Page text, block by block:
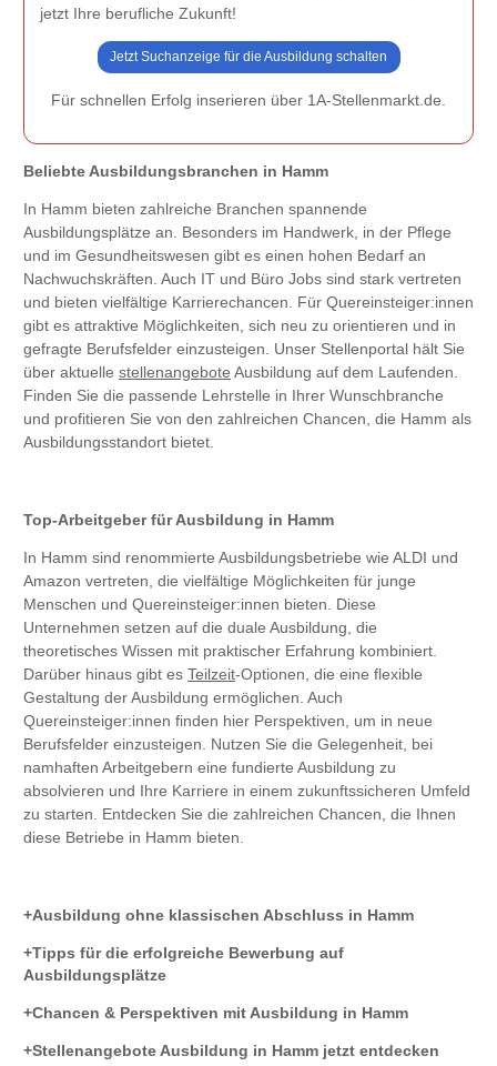
jetzt Ihre berufliche Zukunft!
Jetzt Suchanzeige für die Ausbildung schalten
Für schnellen Erfolg inserieren über 1A-Stellenmarkt.de.
Beliebte Ausbildungsbranchen in Hamm
In Hamm bieten zahlreiche Branchen spannende
Ausbildungsplätze an. Besonders im Handwerk, in der Pflege
und im Gesundheitswesen gibt es einen hohen Bedarf an
Nachwuchskräften. Auch IT und Büro Jobs sind stark vertreten
und bieten vielfältige Karrierechancen. Für Quereinsteiger:innen
gibt es attraktive Möglichkeiten, sich neu zu orientieren und in
gefragte Berufsfelder einzusteigen. Unser Stellenportal hält Sie
über aktuelle stellenangebote Ausbildung auf dem Laufenden.
Finden Sie die passende Lehrstelle in Ihrer Wunschbranche
und profitieren Sie von den zahlreichen Chancen, die Hamm als
Ausbildungsstandort bietet.
Top-Arbeitgeber für Ausbildung in Hamm
In Hamm sind renommierte Ausbildungsbetriebe wie ALDI und
Amazon vertreten, die vielfältige Möglichkeiten für junge
Menschen und Quereinsteiger:innen bieten. Diese
Unternehmen setzen auf die duale Ausbildung, die
theoretisches Wissen mit praktischer Erfahrung kombiniert.
Darüber hinaus gibt es Teilzeit-Optionen, die eine flexible
Gestaltung der Ausbildung ermöglichen. Auch
Quereinsteiger:innen finden hier Perspektiven, um in neue
Berufsfelder einzusteigen. Nutzen Sie die Gelegenheit, bei
namhaften Arbeitgebern eine fundierte Ausbildung zu
absolvieren und Ihre Karriere in einem zukunftssicheren Umfeld
zu starten. Entdecken Sie die zahlreichen Chancen, die Ihnen
diese Betriebe in Hamm bieten.
Ausbildung ohne klassischen Abschluss in Hamm
Tipps für die erfolgreiche Bewerbung auf
Ausbildungsplätze
Chancen & Perspektiven mit Ausbildung in Hamm
Stellenangebote Ausbildung in Hamm jetzt entdecken